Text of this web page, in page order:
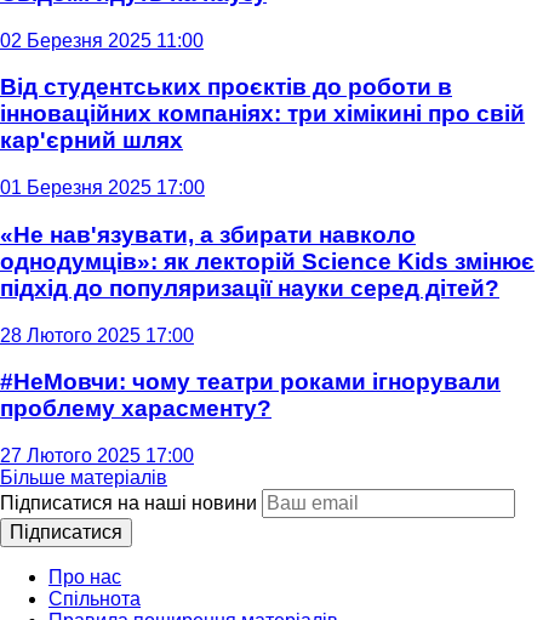
02 Березня 2025 11:00
Від студентських проєктів до роботи в
інноваційних компаніях: три хімікині про свій
кар'єрний шлях
01 Березня 2025 17:00
«Не нав'язувати, а збирати навколо
однодумців»: як лекторій Science Kids змінює
підхід до популяризації науки серед дітей?
28 Лютого 2025 17:00
#НеМовчи: чому театри роками ігнорували
проблему харасменту?
27 Лютого 2025 17:00
Більше матеріалів
Підписатися на наші новини
Підписатися
Про нас
Спільнота